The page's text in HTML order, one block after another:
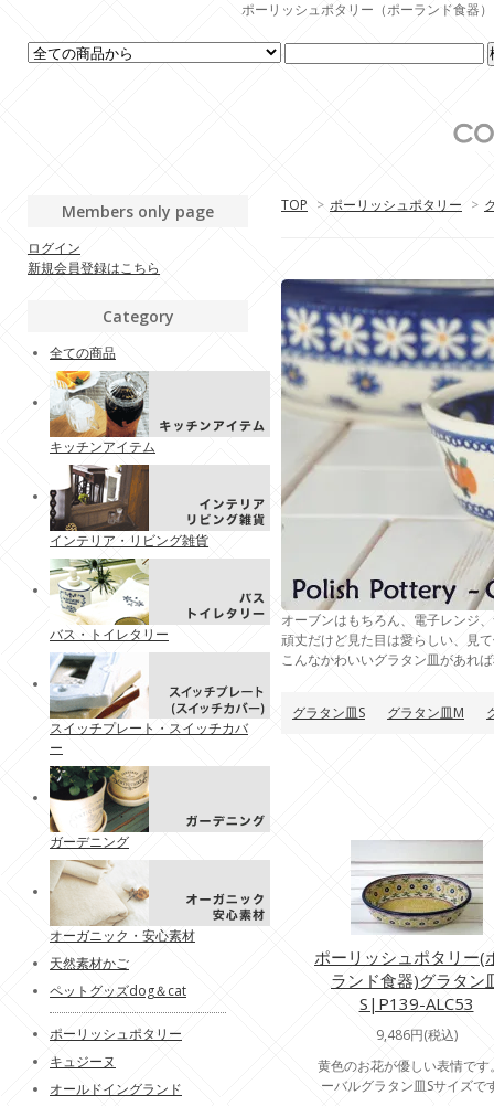
ポーリッシュポタリー（ポーランド食器
TOP > ポーリッシュポタリー >
オーブンはもちろん、電子レンジ
頑丈だけど見た目は愛らしい、見
こんなかわいいグラタン皿があれ
グラタン皿S グラタン皿M
ポーリッシュポタリー(
ランド食器)グラタン
S|P139-ALC53
9,486円(税込)
黄色のお花が優しい表情です
ーバルグラタン皿Sサイズで
Members only page
ログイン
新規会員登録はこちら
Category
全ての商品
キッチンアイテム
インテリア・リビング雑貨
バス・トイレタリー
スイッチプレート・スイッチカバ
ー
ガーデニング
オーガニック・安心素材
天然素材かご
ペットグッズdog＆cat
ポーリッシュポタリー
キュジーヌ
オールドイングランド